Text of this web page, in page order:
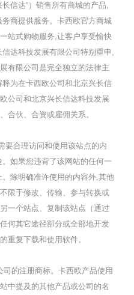
长信达”）销售所有商城的产品,
商提供服务。卡西欧官方商城
站式购物服务,让客户享受愉快
信达科技发展有限公司特别重申 ,
有限公司是完全独立的法律主
为在卡西欧公司和北京兴长信
公司和北京兴长信达科技发展
合伙、合资或雇佣关系。
要合理访问和使用该站点的内
如果您违背了该网站的任何一
除明确准许使用的内容外,其他
限于修改、传输、参与转换或
一个站点、复制该站点（通过
何其它途径部分或全部地开发
重复下载和使用软件。
司的注册商标。卡西欧产品使用
中提及的其他产品或公司的名